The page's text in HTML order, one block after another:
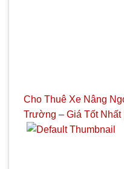
Cho Thuê Xe Nâng
Trường – Giá Tốt